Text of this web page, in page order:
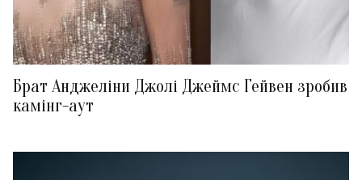
Брат Анджеліни Джолі Джеймс Гейвен зробив
камінг-аут